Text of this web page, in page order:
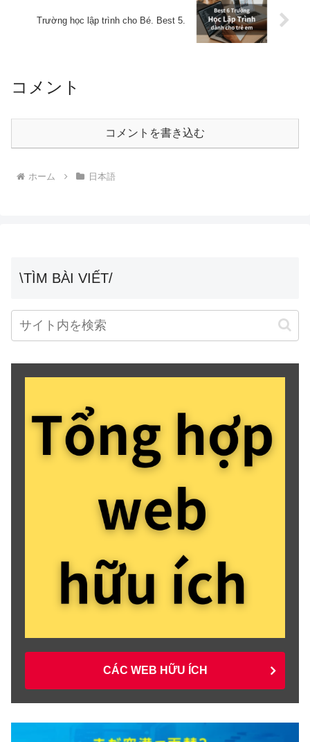
Trường học lập trình cho Bé. Best 5.
コメント
コメントを書き込む
ホーム 日本語
\TÌM BÀI VIẾT/
CÁC WEB HỮU ÍCH